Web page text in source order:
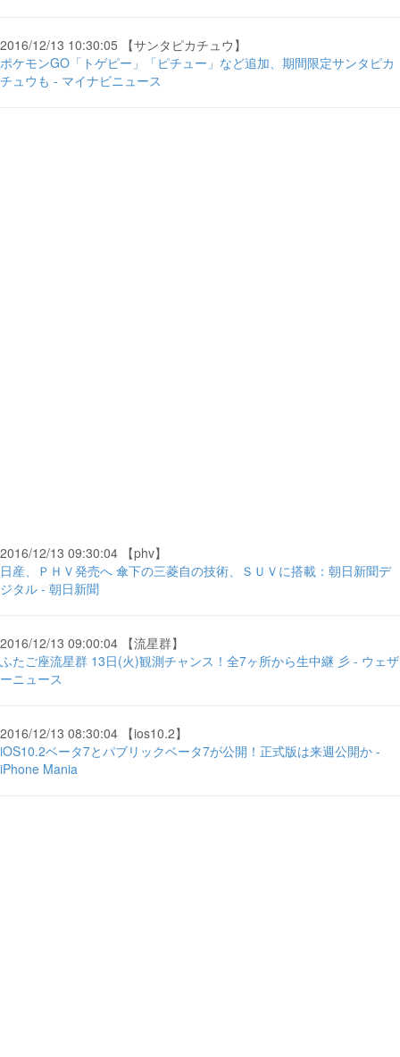
2016/12/13 10:30:05 【サンタピカチュウ】
ポケモンGO「トゲピー」「ピチュー」など追加、期間限定サンタピカ
チュウも - マイナビニュース
2016/12/13 09:30:04 【phv】
日産、ＰＨＶ発売へ 傘下の三菱自の技術、ＳＵＶに搭載：朝日新聞デ
ジタル - 朝日新聞
2016/12/13 09:00:04 【流星群】
ふたご座流星群 13日(火)観測チャンス！全7ヶ所から生中継 彡 - ウェザ
ーニュース
2016/12/13 08:30:04 【ios10.2】
iOS10.2ベータ7とパブリックベータ7が公開！正式版は来週公開か -
iPhone Mania